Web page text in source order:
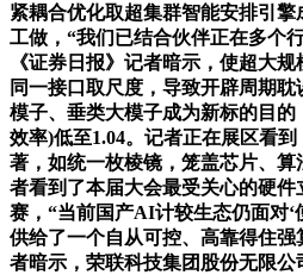
紧耦合优化取超集群智能安排引
工做，“我们已结合伙伴正在多个
《证券日报》记者暗示，使超大
同一接口取尺度，导致开辟周期
模子、垂类大模子成为新标的目
效率)低至1.04。记者正在展区看
著，如统一枚棱镜，笼盖芯片、
者看到了本届大会最受关心的硬
赛，“当前国产AI计较生态仍面对
供给了一个自从可控、高靠得住
者暗示，荣联科技集团股份无限